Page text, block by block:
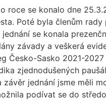
roce se konalo dne
Poté byla členům
se konala
závady a veškerá
Česko-Sasko 2021-
zjednodušených
jednání jsme měli
podívat se do